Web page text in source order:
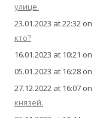
улице.
23.01.2023 at 22:32 on
кто?
16.01.2023 at 10:21 on
05.01.2023 at 16:28 on
27.12.2022 at 16:07 on
князей.